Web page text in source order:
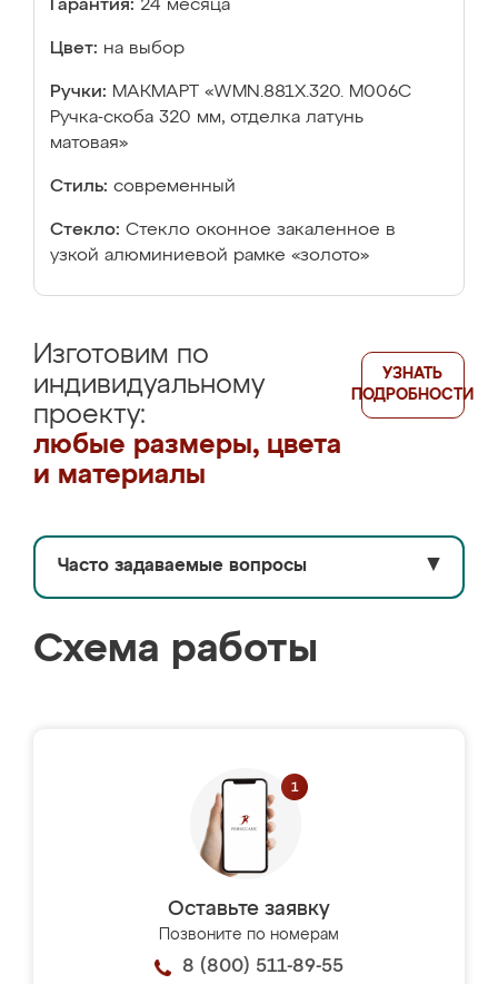
Гарантия: 24 месяца
Цвет: на выбор
Ручки: МАКМАРТ «WMN.881X.320. M006C
Ручка-скоба 320 мм, отделка латунь
матовая»
Стиль: современный
Стекло: Стекло оконное закаленное в
узкой алюминиевой рамке «золото»
Изготовим по
индивидуальному
проекту:
любые размеры, цвета
и материалы
УЗНАТЬ
ПОДРОБНОСТИ
Часто задаваемые вопросы ▼
Схема работы
Оставьте заявку
Позвоните по номерам
8 (800) 511-89-55